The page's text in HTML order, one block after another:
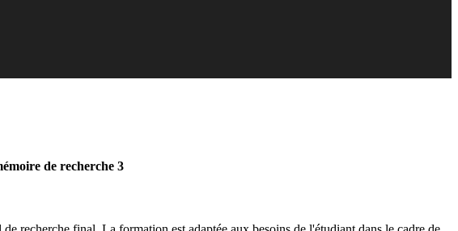
de recherche 3